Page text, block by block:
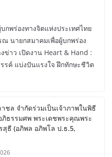
กพร่องทางจิตแห่งประเทศไทย
นายกสมาคมเพื่อผู้บกพร่อง
ข่าว เปิดงาน Heart & Hand :
รค์ แบ่งปันแรงใจ ฝึกทักษะชีวิต
ชล จำกัดร่วมเป็นเจ้าภาพในพิธี
ภิธรรมศพ พระเดชพระคุณพระ
สุธี (อภิพล อภิพโล ป.ธ.5,